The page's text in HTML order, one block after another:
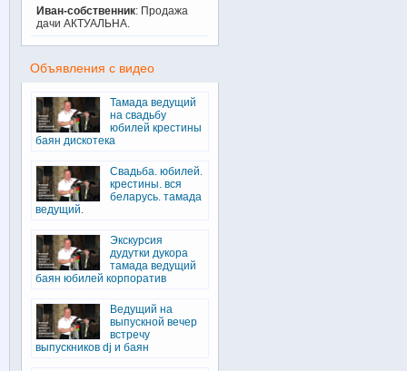
Иван-собственник: Продажа
дачи АКТУАЛЬНА.
Объявления с видео
Тамада ведущий
на свадьбу
юбилей крестины
баян дискотека
Свадьба. юбилей.
крестины. вся
беларусь. тамада
ведущий.
Экскурсия
дудутки дукора
тамада ведущий
баян юбилей корпоратив
Ведущий на
выпускной вечер
встречу
выпускников dj и баян